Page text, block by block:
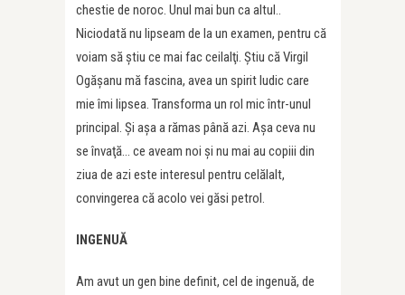
chestie de noroc. Unul mai bun ca altul..
Niciodată nu lipseam de la un examen, pentru că
voiam să ştiu ce mai fac ceilalţi. Ştiu că Virgil
Ogăşanu mă fascina, avea un spirit ludic care
mie îmi lipsea. Transforma un rol mic într-unul
principal. Şi aşa a rămas până azi. Aşa ceva nu
se învaţă… ce aveam noi şi nu mai au copiii din
ziua de azi este interesul pentru celălalt,
convingerea că acolo vei găsi petrol.
INGENUĂ
Am avut un gen bine definit, cel de ingenuă, de